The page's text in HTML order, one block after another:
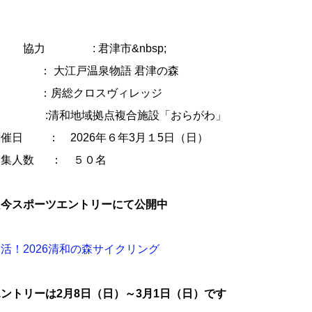
力 : 君津市&nbsp;
大江戸温泉物語 君津の森
房総クロスヴィレッジ
和地域拠点複合施設「おらがわ」
催日 ： 2026年６年3月１5日（日）
集人数 ： ５０名
今スポーツエントリーにて公開中
！2026清和の森サイクリング
トリーは2月8日（日）～3月1日（日）です